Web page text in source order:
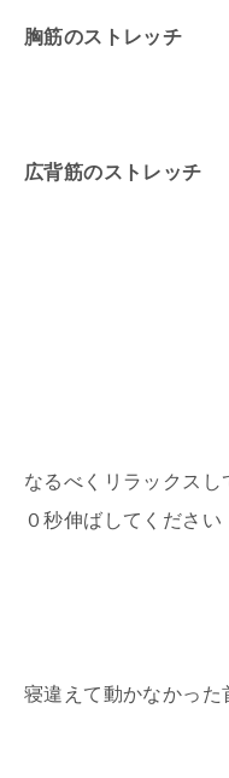
胸筋のストレッチ
広背筋のストレッチ
なるべくリラックスし
０秒伸ばしてください
寝違えて動かなかった